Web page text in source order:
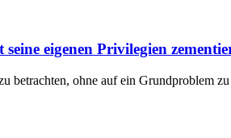
eigenen Privilegien
betrachten, ohne auf ein Grundproblem